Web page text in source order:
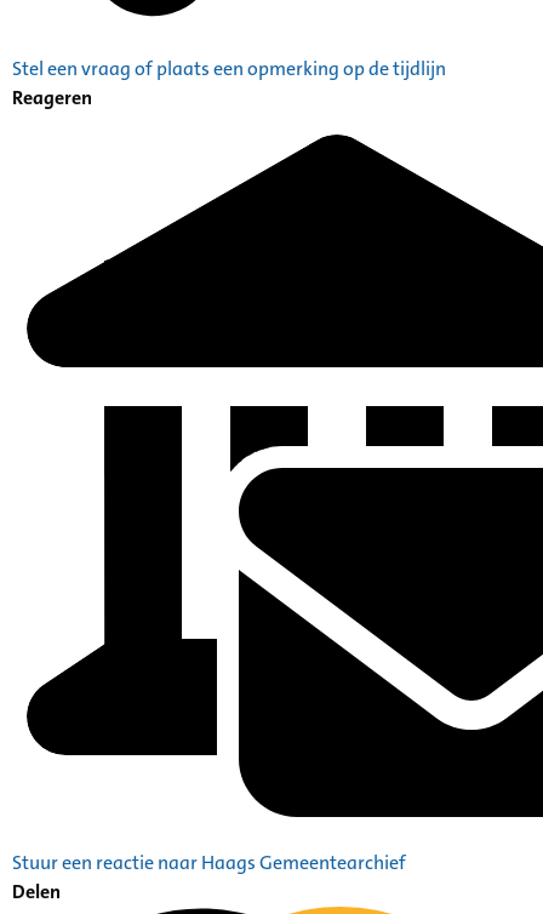
Stel een vraag of plaats een opmerking op de tijdlijn
Reageren
Stuur een reactie naar Haags Gemeentearchief
Delen